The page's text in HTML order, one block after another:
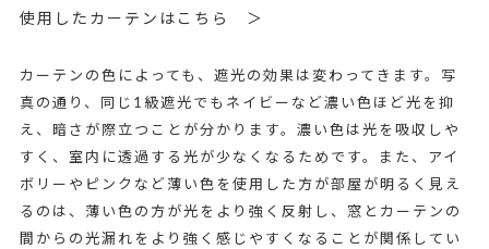
使用したカーテンはこちら ＞
カーテンの色によっても、遮光の効果は変わってきます。写
真の通り、同じ1級遮光でもネイビーなど濃い色ほど光を抑
え、暗さが際立つことが分かります。濃い色は光を吸収しや
すく、室内に透過する光が少なくなるためです。また、アイ
ボリーやピンクなど薄い色を使用した方が部屋が明るく見え
るのは、薄い色の方が光をより強く反射し、窓とカーテンの
間からの光漏れをより強く感じやすくなることが関係してい